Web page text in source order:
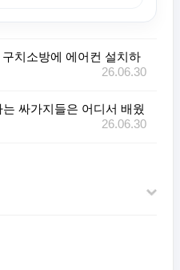
치소방에 에어컨 설치하
26.06.30
싸가지들은 어디서 배웠
26.06.30